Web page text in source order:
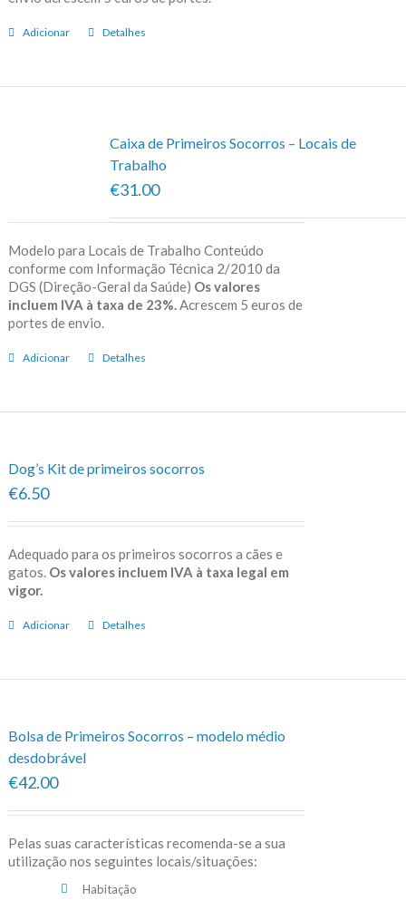
Adicionar Detalhes
Caixa de Primeiros Socorros – Locais de
Trabalho
€31.00
Modelo para Locais de Trabalho Conteúdo
conforme com Informação Técnica 2/2010 da
DGS (Direção-Geral da Saúde) Os valores
incluem IVA à taxa de 23%. Acrescem 5 euros de
portes de envio.
Adicionar Detalhes
Dog’s Kit de primeiros socorros
€6.50
Adequado para os primeiros socorros a cães e
gatos. Os valores incluem IVA à taxa legal em
vigor.
Adicionar Detalhes
Bolsa de Primeiros Socorros – modelo médio
desdobrável
€42.00
Pelas suas características recomenda-se a sua
utilização nos seguintes locais/situações:
Habitação